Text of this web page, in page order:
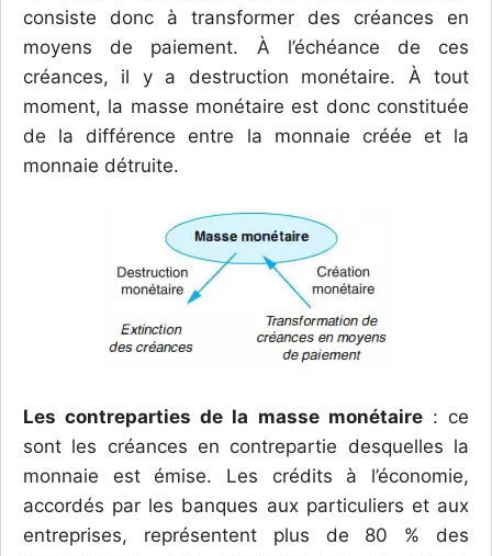
consiste donc à transformer des créances en
moyens de paiement. À l’échéance de ces
créances, il y a destruction monétaire. À tout
moment, la masse moné­taire est donc constituée
de la différence entre la monnaie créée et la
monnaie détruite.
Les contreparties de la masse monétaire: ce
sont les créances en contrepartie desquelles la
monnaie est émise. Les crédits à l’économie,
accordés par les banques aux particuliers et aux
entreprises, représentent plus de 80 % des